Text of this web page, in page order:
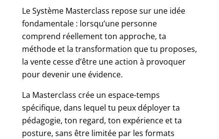
Le Système Masterclass repose sur une idée
fondamentale : lorsqu’une personne
comprend réellement ton approche, ta
méthode et la transformation que tu proposes,
la vente cesse d’être une action à provoquer
pour devenir une évidence.
La Masterclass crée un espace-temps
spécifique, dans lequel tu peux déployer ta
pédagogie, ton regard, ton expérience et ta
posture, sans être limitée par les formats